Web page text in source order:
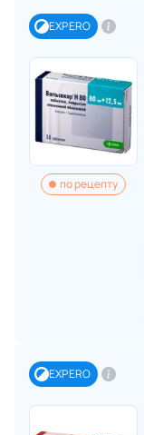
EXPERO
по рецепту
EXPERO